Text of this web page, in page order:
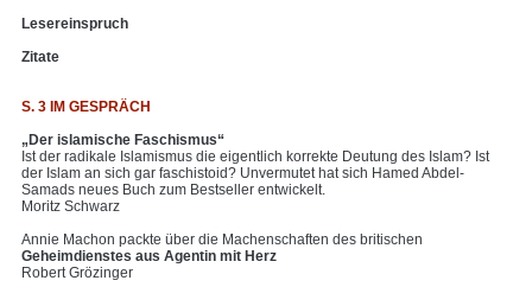
Lesereinspruch
Zitate
S. 3 IM GESPRÄCH
„Der islamische Faschismus“
Ist der radikale Islamismus die eigentlich korrekte Deutung des Islam? Ist
der Islam an sich gar faschistoid? Unvermutet hat sich Hamed Abdel-
Samads neues Buch zum Bestseller entwickelt.
Moritz Schwarz
Annie Machon packte über die Machenschaften des britischen
Geheimdienstes aus Agentin mit Herz
Robert Grözinger